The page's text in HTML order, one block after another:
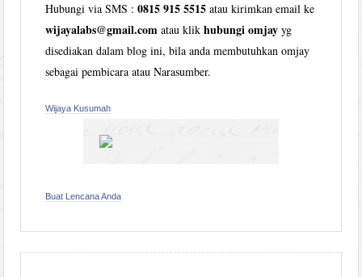
Hubungi via SMS :0815 915 5515 atau kirimkan email ke
wijayalabs@gmail.com atau klikhubungi omjay yg
disediakan dalam blog ini, bila anda membutuhkan omjay
sebagai pembicara atau Narasumber.
Wijaya Kusumah
Buat Lencana Anda